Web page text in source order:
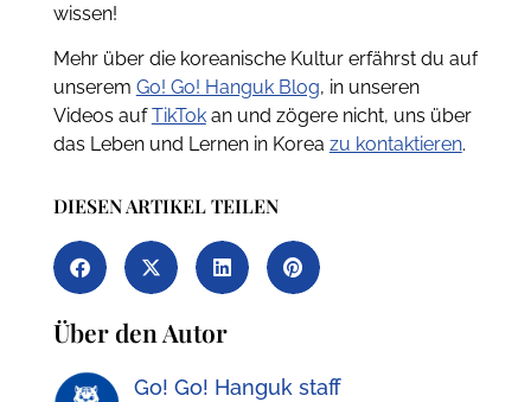
wissen!
Mehr über die koreanische Kultur erfährst du auf
unserem Go! Go! Hanguk Blog, in unseren
Videos aufTikTokan und zögere nicht, uns über
das Leben und Lernen in Korea zu kontaktieren.
DIESEN ARTIKEL TEILEN
Über den Autor
Go! Go! Hanguk staff